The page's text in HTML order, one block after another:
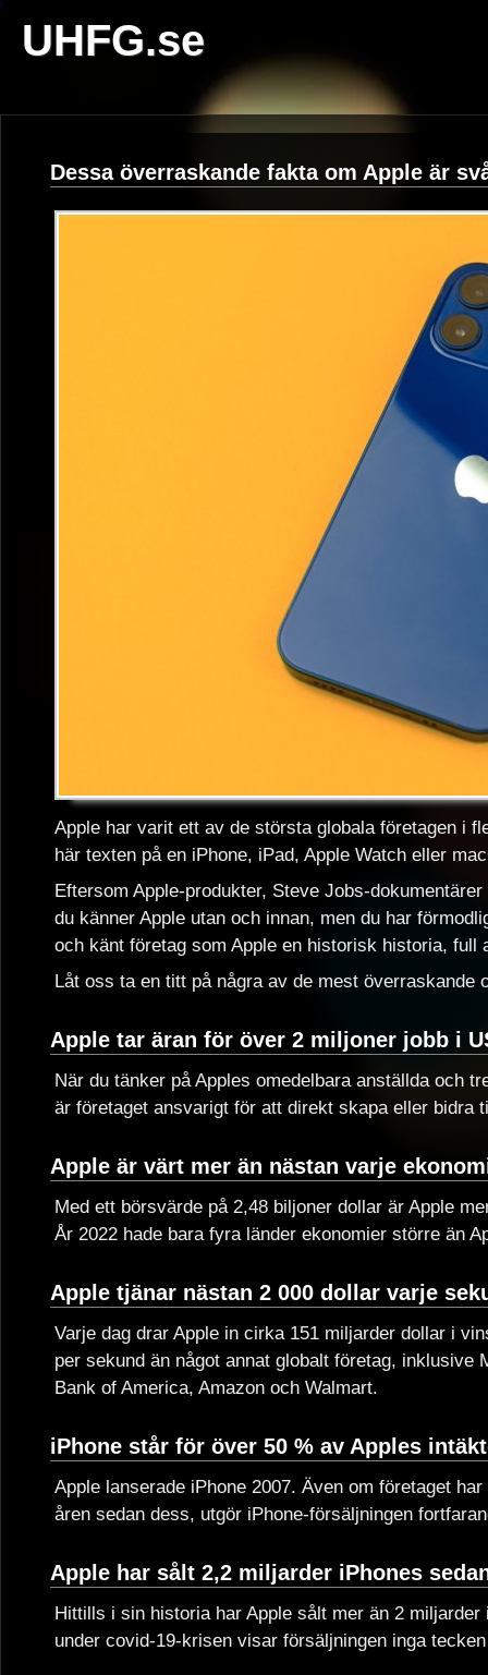
UHFG.se
Dessa överraskande fakta om Apple är
Apple har varit ett av de största globala företagen i
här texten på en iPhone, iPad, Apple Watch eller
Eftersom Apple-produkter, Steve Jobs-
du känner Apple utan och innan, men du har
och känt företag som Apple en historisk historia,
Låt oss ta en titt på några av de mest överraskande
Apple tar äran för över 2 miljoner jobb i
När du tänker på Apples omedelbara anställda och
är företaget ansvarigt för att direkt skapa eller bidra
Apple är värt mer än nästan varje
Med ett börsvärde på 2,48 biljoner dollar är Apple
År 2022 hade bara fyra länder ekonomier större än
Apple tjänar nästan 2 000 dollar varje
Varje dag drar Apple in cirka 151 miljarder dollar i
per sekund än något annat globalt företag, inklusive
Bank of America, Amazon och Walmart.
iPhone står för över 50 % av Apples
Apple lanserade iPhone 2007. Även om företaget
åren sedan dess, utgör iPhone-försäljningen
Apple har sålt 2,2 miljarder iPhones
Hittills i sin historia har Apple sålt mer än 2
under covid-19-krisen visar försäljningen inga